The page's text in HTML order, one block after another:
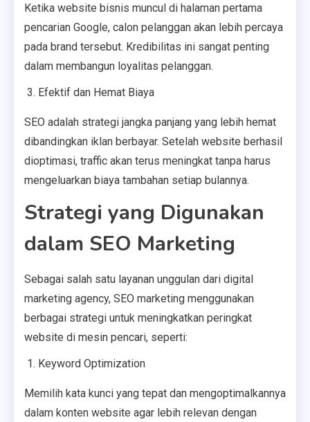
Ketika website bisnis muncul di halaman pertama
pencarian Google, calon pelanggan akan lebih percaya
pada brand tersebut. Kredibilitas ini sangat penting
dalam membangun loyalitas pelanggan.
Efektif dan Hemat Biaya
SEO adalah strategi jangka panjang yang lebih hemat
dibandingkan iklan berbayar. Setelah website berhasil
dioptimasi, traffic akan terus meningkat tanpa harus
mengeluarkan biaya tambahan setiap bulannya.
Strategi yang Digunakan
dalam SEO Marketing
Sebagai salah satu layanan unggulan dari digital
marketing agency, SEO marketing menggunakan
berbagai strategi untuk meningkatkan peringkat
website di mesin pencari, seperti:
Keyword Optimization
Memilih kata kunci yang tepat dan mengoptimalkannya
dalam konten website agar lebih relevan dengan